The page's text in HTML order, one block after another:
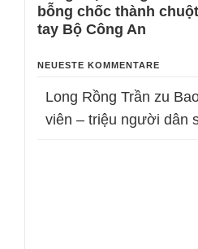
bỗng chốc thành
tay Bộ Công An
NEUESTE KOMMENTARE
Long Rồng Trần zu
viên – triệu người dân